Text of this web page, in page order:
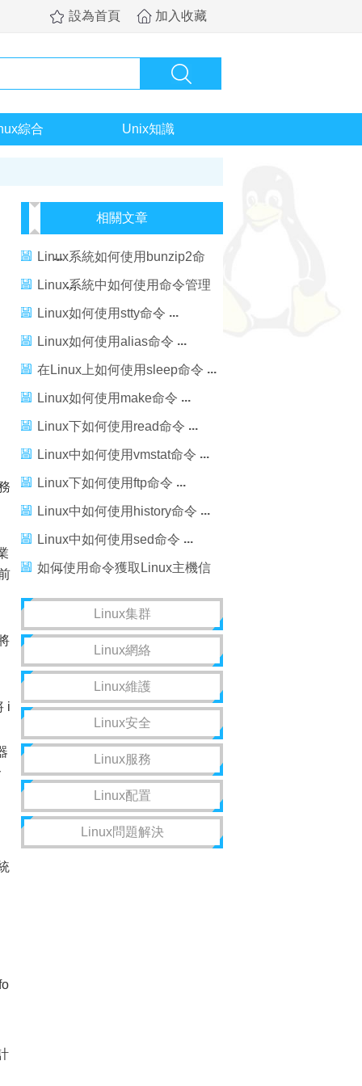
設為首頁 加入收藏
綜合 Unix知識
i
相關文章
Linux系統如何使用bunzip2命
令
Linux系統中如何使用命令管理
文件
Linux如何使用stty命令
Linux如何使用alias命令
在Linux上如何使用sleep命令
Linux如何使用make命令
Linux下如何使用read命令
Linux中如何使用vmstat命令
Linux下如何使用ftp命令
Linux中如何使用history命令
Linux中如何使用sed命令
如何使用命令獲取Linux主機信
息
Linux集群
Linux網絡
Linux維護
Linux安全
Linux服務
Linux配置
Linux問題解決